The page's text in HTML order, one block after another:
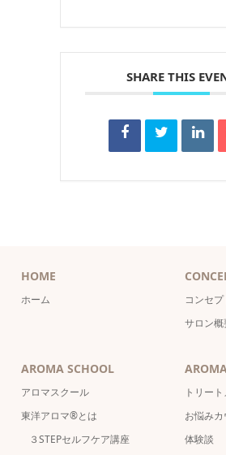
SHARE THIS
HOME
ホーム
コンセプ
サロン
AROMA SCHOOL
アロマスクール
東洋アロマ®とは
３STEPセルフケア講座
トリー
お悩み
体験談